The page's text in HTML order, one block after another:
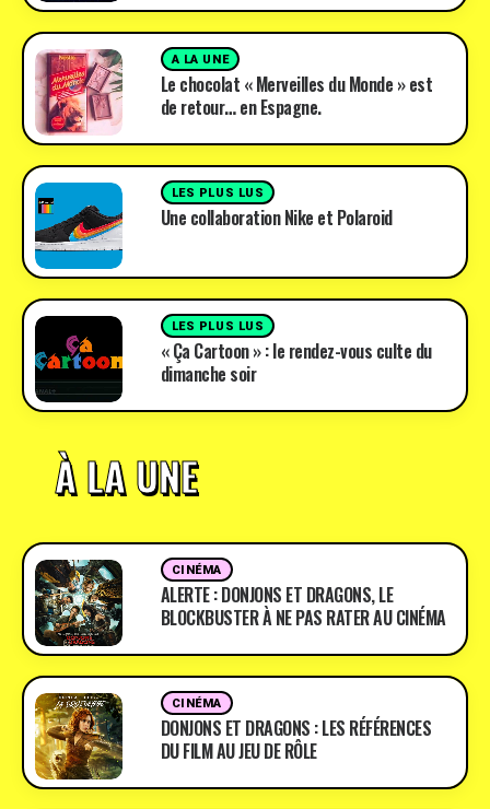
A LA UNE
Le chocolat « Merveilles du Monde » est
de retour… en Espagne.
LES PLUS LUS
Une collaboration Nike et Polaroid
LES PLUS LUS
« Ça Cartoon » : le rendez-vous culte du
dimanche soir
À LA UNE
CINÉMA
ALERTE : DONJONS ET DRAGONS, LE
BLOCKBUSTER À NE PAS RATER AU CINÉMA
CINÉMA
DONJONS ET DRAGONS : LES RÉFÉRENCES
DU FILM AU JEU DE RÔLE